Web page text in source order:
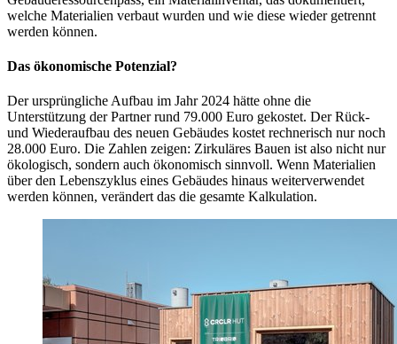
welche Materialien verbaut wurden und wie diese wieder getrennt
werden können.
Das ökonomische Potenzial?
Der ursprüngliche Aufbau im Jahr 2024 hätte ohne die
Unterstützung der Partner rund 79.000 Euro gekostet. Der Rück-
und Wiederaufbau des neuen Gebäudes kostet rechnerisch nur noch
28.000 Euro. Die Zahlen zeigen: Zirkuläres Bauen ist also nicht nur
ökologisch, sondern auch ökonomisch sinnvoll. Wenn Materialien
über den Lebenszyklus eines Gebäudes hinaus weiterverwendet
werden können, verändert das die gesamte Kalkulation.